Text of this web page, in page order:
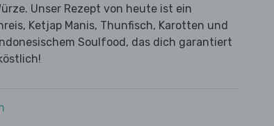
Unser Rezept von heute ist ein
Ketjap Manis, Thunfisch, Karotten und
Soulfood, das dich garantiert